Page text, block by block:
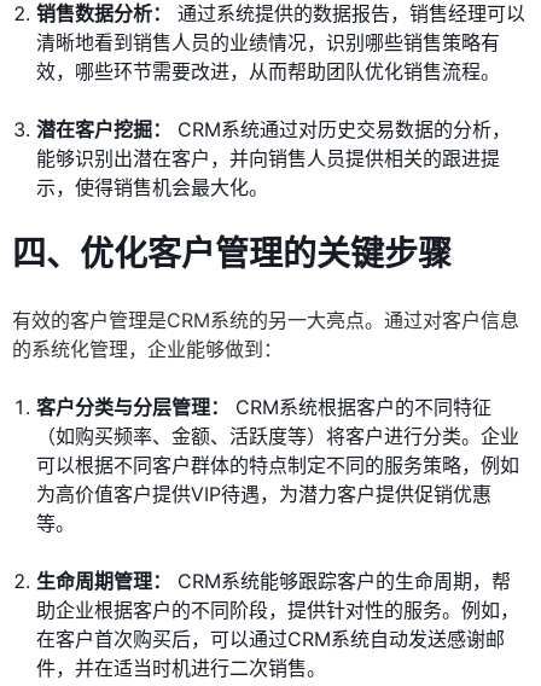
销售数据分析：
通过系统提供的数据报告，销售经理可以
清晰地看到销售人员的业绩情况，识别哪些销售策略有
效，哪些环节需要改进，从而帮助团队优化销售流程。
潜在客户挖掘：
CRM系统通过对历史交易数据的分析，
能够识别出潜在客户，并向销售人员提供相关的跟进提
示，使得销售机会最大化。
四、优化客户管理的关键步骤
有效的客户管理是CRM系统的另一大亮点。通过对客户信息
的系统化管理，企业能够做到：
客户分类与分层管理：
CRM系统根据客户的不同特征
（如购买频率、金额、活跃度等）将客户进行分类。企业
可以根据不同客户群体的特点制定不同的服务策略，例如
为高价值客户提供VIP待遇，为潜力客户提供促销优惠
等。
生命周期管理：
CRM系统能够跟踪客户的生命周期，帮
助企业根据客户的不同阶段，提供针对性的服务。例如，
在客户首次购买后，可以通过CRM系统自动发送感谢邮
件，并在适当时机进行二次销售。